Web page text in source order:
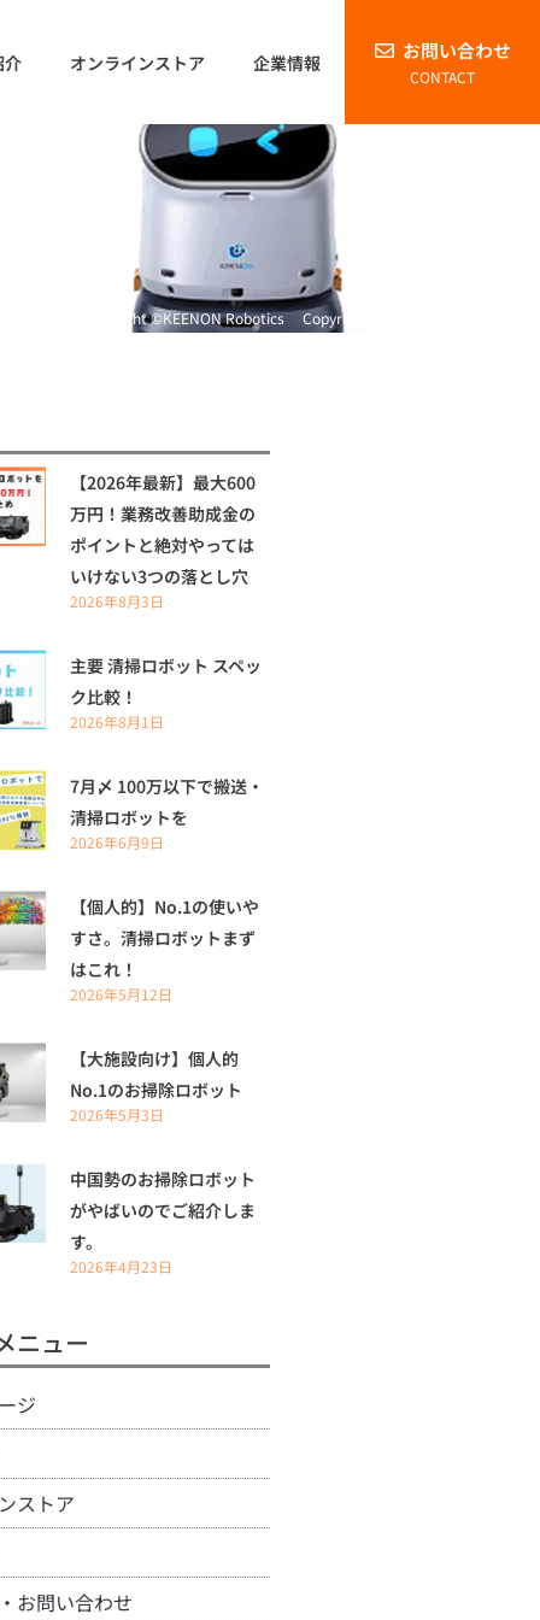
介 オンラインストア 企業情報 お問い合わせ
CONTACT
Copyright ©KEENON Robotics Copyright © Pudu Robotics Japan
【2026年最新】最大600
万円！業務改善助成金の
ポイントと絶対やっては
いけない3つの落とし穴
2026年8月3日
主要 清掃ロボット スペッ
ク比較！
2026年8月1日
7月〆 100万以下で搬送・
清掃ロボットを
2026年6月9日
【個人的】No.1の使いや
すさ。清掃ロボットまず
はこれ！
2026年5月12日
【大施設向け】個人的
No.1のお掃除ロボット
2026年5月3日
中国勢のお掃除ロボット
がやばいのでご紹介しま
す。
2026年4月23日
ニュー
ジ
ストア
お問い合わせ